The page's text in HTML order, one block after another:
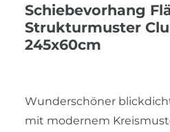
Schiebevorhang
Strukturmuster
245x60cm
Wunderschöner
mit modernem